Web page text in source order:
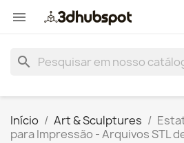

search
Início Art & Sculptures
para Impressão - Arquivos STL